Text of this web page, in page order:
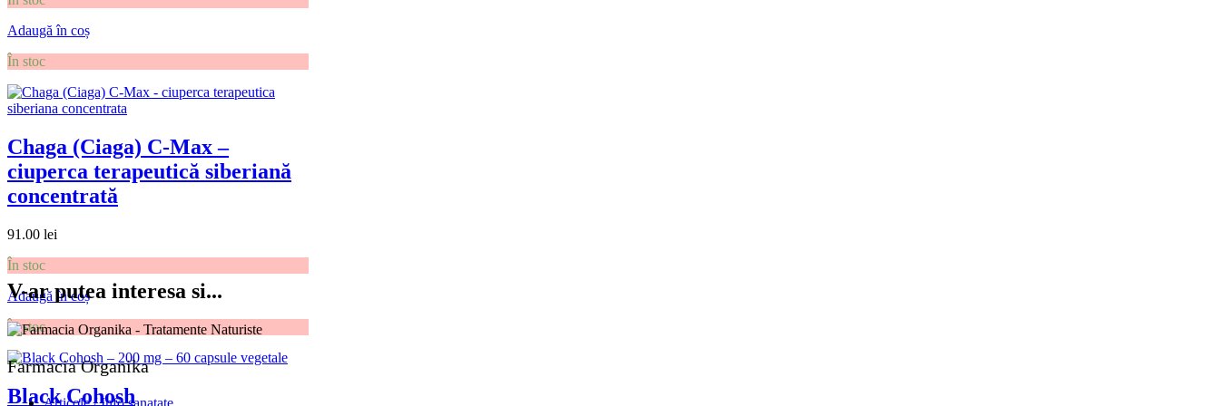
Adaugă în coș
În stoc
Chaga (Ciaga) C-Max –
ciuperca terapeutică siberiană
concentrată
91.00 lei
În stoc
Adaugă în coș
În stoc
Black Cohosh
V-ar putea interesa si...
Farmacia Organika
Articole / Info sanatate